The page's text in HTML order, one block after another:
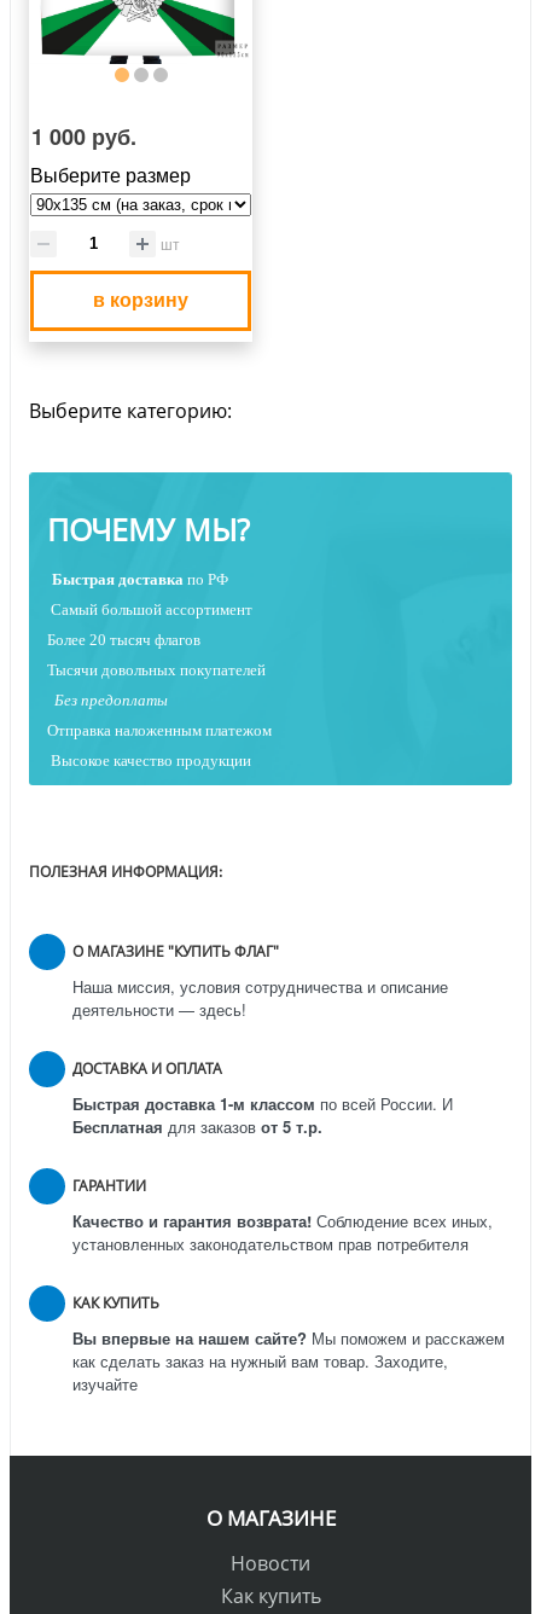
1 000 руб.
Выберите размер
шт
в корзину
Выберите категорию:
ПОЧЕМУ МЫ?
Быстрая доставка по РФ
Самый большой ассортимент
Более 20 тысяч флагов
Тысячи довольных покупателей
Без предоплаты
Отправка наложенным платежом
Высокое качество продукции
ПОЛЕЗНАЯ ИНФОРМАЦИЯ:
О МАГАЗИНЕ "КУПИТЬ ФЛАГ"
Наша миссия, условия сотрудничества и описание
деятельности — здесь!
ДОСТАВКА И ОПЛАТА
Быстрая доставка 1-м классом по всей России. И
Бесплатная для заказов от 5 т.р.
ГАРАНТИИ
Качество и гарантия возврата! Соблюдение всех иных,
установленных законодательством прав потребителя
КАК КУПИТЬ
Вы впервые на нашем сайте? Мы поможем и расскажем
как сделать заказ на нужный вам товар. Заходите,
изучайте
О МАГАЗИНЕ
Новости
Как купить